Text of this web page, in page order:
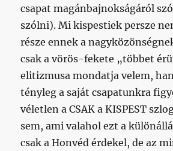
csapat magánbajnokságáról
szólni). Mi kispestiek persze
része ennek a
csak a vörös-fekete „többet
elitizmusa mondatja velem,
tényleg a saját csapatunkra
véletlen a CSAK a KISPEST
sem, ami valahol ezt a
csak a Honvéd érdekel, de az